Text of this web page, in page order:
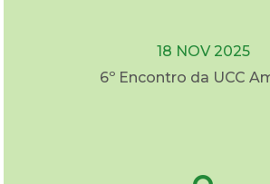
18 NOV 2025
6º Encontro da UCC